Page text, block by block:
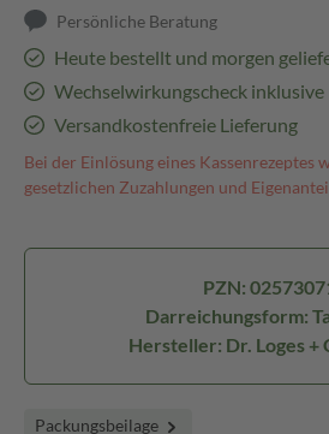
Persönliche Beratung
Heute bestellt und morgen
Wechselwirkungscheck inklusive
Versandkostenfreie Lieferung
Bei der Einlösung eines Kassenrezeptes
gesetzlichen Zuzahlungen und
PZN:
Darreichungsform:
Hersteller: Dr. Loges +
Packungsbeilage